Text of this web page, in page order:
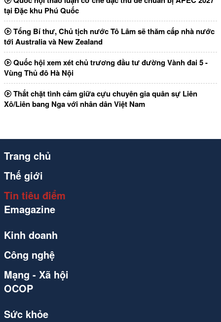
tại Đặc khu Phú Quốc
Tổng Bí thư, Chủ tịch nước Tô Lâm sẽ thăm cấp nhà nước
tới Australia và New Zealand
Quốc hội xem xét chủ trương đầu tư đường Vành đai 5 -
Vùng Thủ đô Hà Nội
Thắt chặt tình cảm giữa cựu chuyên gia quân sự Liên
Xô/Liên bang Nga với nhân dân Việt Nam
Trang chủ
Thế giới
Tin tiêu điểm
Emagazine
Kinh doanh
Công nghệ
Mạng - Xã hội
OCOP
Sức khỏe